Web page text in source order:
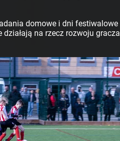
domowe i dni festiwalowe
na rzecz rozwoju gracza